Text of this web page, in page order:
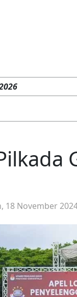
18 November